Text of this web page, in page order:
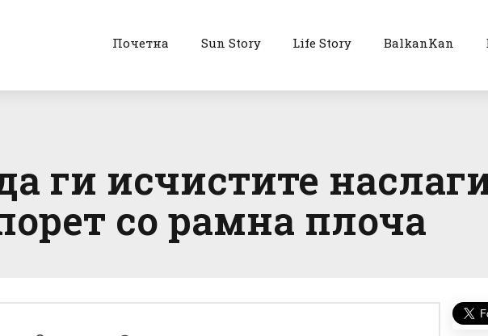
Почетна Sun Story Life Story BalkanKan
ги исчистите
со рамна плоча